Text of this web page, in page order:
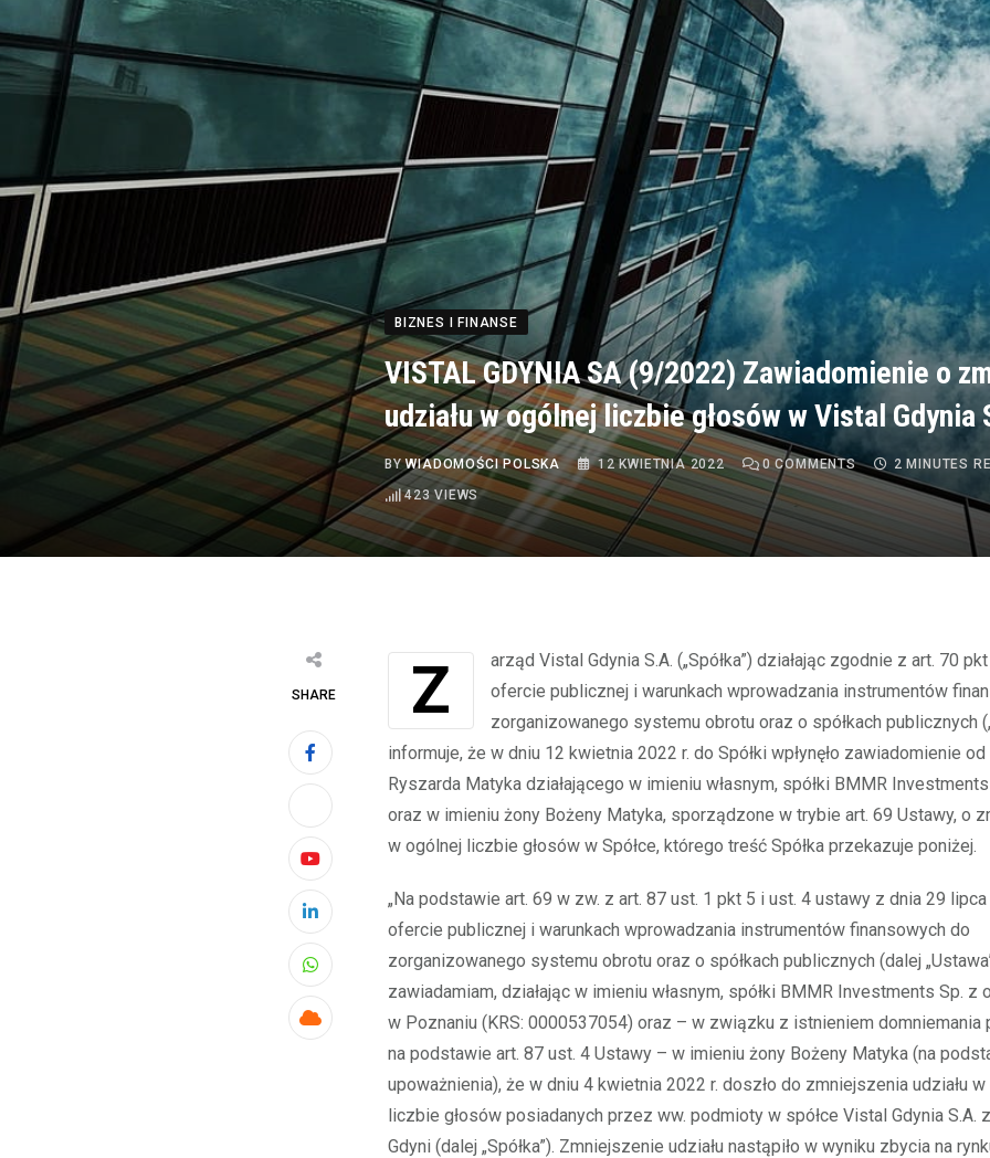
BIZNES I FINANSE
VISTAL GDYNIA SA (9/2022) Zawiadomienie o
udziału w ogólnej liczbie głosów w Vistal Gdynia
BYWIADOMOŚCI POLSKA 12 KWIETNIA 2022 0COMMENTS
2 MINUTES
423 VIEWS
SHARE
Youtube
LinkedIn
Whatsapp
Cloud
Zarząd Vistal Gdynia S.A. („Spółka”) działając zgodnie z art. 70 pkt 1 Ustawy o
ofercie publicznej i warunkach wprowadzania instrumentów
zorganizowanego systemu obrotu oraz o spółkach publicznych
informuje, że w dniu 12 kwietnia 2022 r. do Spółki wpłynęło zawiadomienie od
Ryszarda Matyka działającego w imieniu własnym, spółki BMMR
oraz w imieniu żony Bożeny Matyka, sporządzone w trybie art. 69 Ustawy, o
w ogólnej liczbie głosów w Spółce, którego treść Spółka przekazuje poniżej.
„Na podstawie art. 69 w zw. z art. 87 ust. 1 pkt 5 i ust. 4 ustawy z dnia 29 lipca
ofercie publicznej i warunkach wprowadzania instrumentów finansowych do
zorganizowanego systemu obrotu oraz o spółkach publicznych (dalej
zawiadamiam, działając w imieniu własnym, spółki BMMR Investments Sp. z
w Poznaniu (KRS: 0000537054) oraz – w związku z istnieniem domniemania
na podstawie art. 87 ust. 4 Ustawy – w imieniu żony Bożeny Matyka (na
upoważnienia), że w dniu 4 kwietnia 2022 r. doszło do zmniejszenia udziału
liczbie głosów posiadanych przez ww. podmioty w spółce Vistal Gdynia S.A.
Gdyni (dalej „Spółka”). Zmniejszenie udziału nastąpiło w wyniku zbycia na